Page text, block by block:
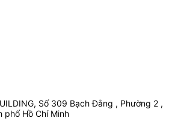
Số 309 Bạch Đằng , Phường 2 ,
phố Hồ Chí Minh